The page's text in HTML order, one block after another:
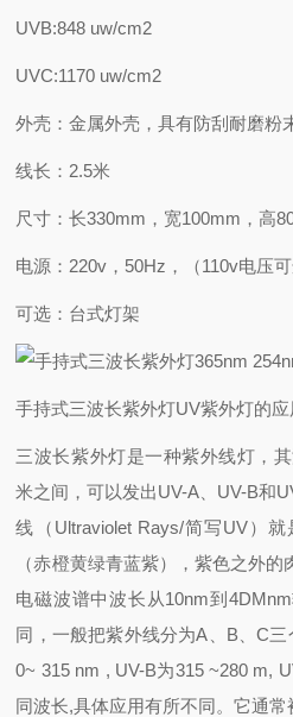
UVB:848 uw/cm2
UVC:1170 uw/cm2
外壳：金属外壳，具有防刮耐磨粉
线长：2.5米
尺寸：长330mm，宽100mm，高
电源：220v，50Hz，（110v电压可
可选：台式灯架
手持式三波长紫外灯UV紫外灯的应
三波长紫外灯是一种紫外线灯，
米之间，可以发出UV-A、UV-B和
线（Ultraviolet Rays/简写UV）
（赤橙黄绿青蓝紫），紫色之外
电磁波谱中波长从10nm到
同，一般把紫外线分为A、B、C
0~ 315 nm , UV-B为315 ~280 m,
同波长,具体应用有所不同。它通常